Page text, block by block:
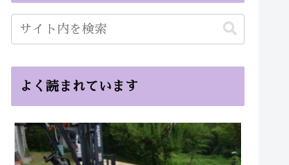
よく読まれています